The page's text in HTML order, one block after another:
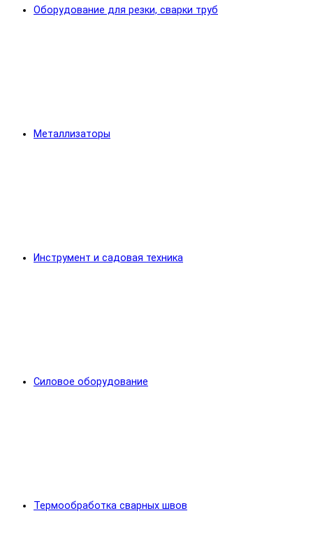
Оборудование для резки, сварки труб
Металлизаторы
Инструмент и садовая техника
Силовое оборудование
Термообработка сварных швов